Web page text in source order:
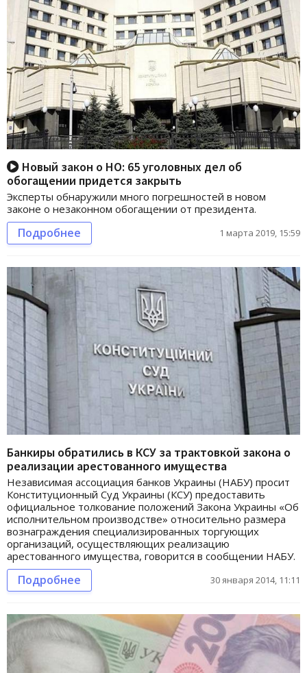
Новый закон о НО: 65 уголовных дел об
обогащении придется закрыть
Эксперты обнаружили много погрешностей в новом
законе о незаконном обогащении от президента.
Подробнее 1 марта 2019, 15:59
Банкиры обратились в КСУ за трактовкой закона о
реализации арестованного имущества
Независимая ассоциация банков Украины (НАБУ) просит
Конституционный Суд Украины (КСУ) предоставить
официальное толкование положений Закона Украины «Об
исполнительном производстве» относительно размера
вознаграждения специализированных торгующих
организаций, осуществляющих реализацию
арестованного имущества, говорится в сообщении НАБУ.
Подробнее 30 января 2014, 11:11